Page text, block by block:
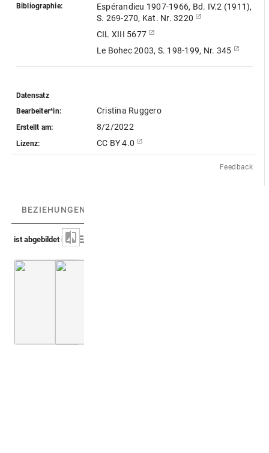
Bibliographie:
Espérandieu 1907-1966, Bd. IV.2 (1911),
S. 269-270, Kat. Nr. 3220
CIL XIII 5677
Le Bohec 2003, S. 198-199, Nr. 345
Datensatz
Bearbeiter*in:
Cristina Ruggero
Erstellt am: 8/2/2022
Lizenz: CC BY 4.0
Feedback
BEZIEHUNGEN
ist abgebildet in